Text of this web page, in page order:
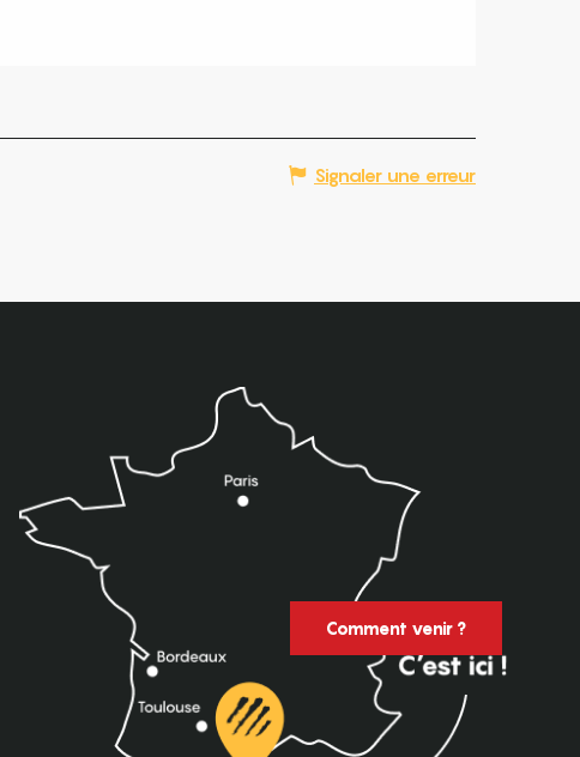
Signaler une erreur
Comment venir ?